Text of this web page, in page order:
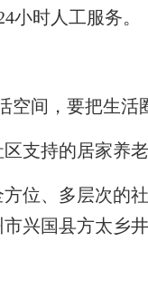
小时人工服务。
间，要把生活
持的居家养老
、多层次的
兴国县方太乡